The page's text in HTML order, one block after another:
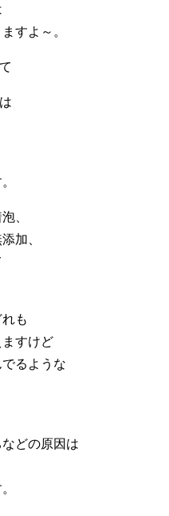
すよ～。
、
加、
も
すけど
るような
どの原因は